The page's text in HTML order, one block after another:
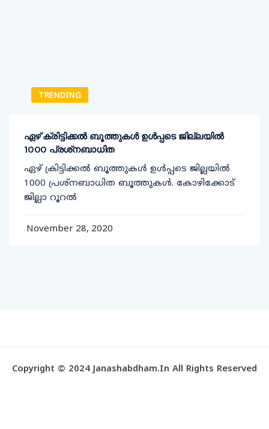
TRENDING
ഏഴ് ക്രിട്ടിക്കല്‍ ബൂത്തുകള്‍ ഉള്‍പ്പടെ ജില്ലയില്‍
1000 പ്രശ്‌നബാധിത
ഏഴ് ക്രിട്ടിക്കല്‍ ബൂത്തുകള്‍ ഉള്‍പ്പടെ ജില്ലയില്‍
1000 പ്രശ്‌നബാധിത ബൂത്തുകള്‍. കോഴിക്കോട്
ജില്ലാ റൂറല്‍
November 28, 2020
Copyright © 2024 Janashabdham.in All Rights Reserved